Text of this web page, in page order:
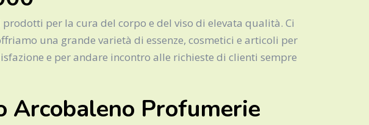
per la cura del corpo e del viso di elevata qualità. Ci
una grande varietà di essenze, cosmetici e articoli per
e per andare incontro alle richieste di clienti sempre
Arcobaleno Profumerie